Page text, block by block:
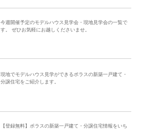
今週開催予定のモデルハウス見学会・現地見学会の一覧で
す。 ぜひお気軽にお越しくださいませ。
現地でモデルハウス見学ができるポラスの新築一戸建て・
分譲住宅をご紹介します。
【登録無料】ポラスの新築一戸建て・分譲住宅情報をいち